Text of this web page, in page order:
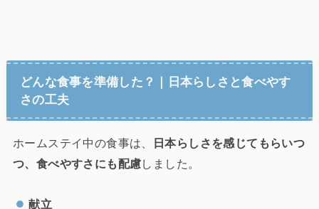
どんな食事を準備した？｜日本らしさと食べやす
さの工夫
ホームステイ中の食事は、
日本らしさを感じてもらいつ
つ、食べやすさにも配慮しました。
献立